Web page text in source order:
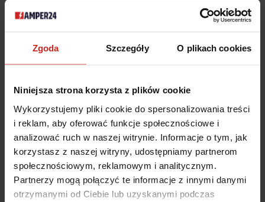
Zgoda Szczegóły O plikach cookies
Niniejsza strona korzysta z plików cookie
Wykorzystujemy pliki cookie do spersonalizowania treści
i reklam, aby oferować funkcje społecznościowe i
analizować ruch w naszej witrynie. Informacje o tym, jak
korzystasz z naszej witryny, udostępniamy partnerom
społecznościowym, reklamowym i analitycznym.
Partnerzy mogą połączyć te informacje z innymi danymi
otrzymanymi od Ciebie lub uzyskanymi podczas